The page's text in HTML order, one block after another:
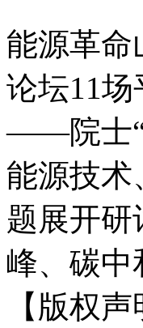
能源革命
论坛11
——院士“
能源技术
题展开
峰、碳中
【版权